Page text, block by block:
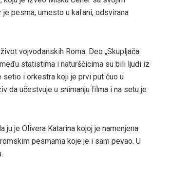
pesma, umesto u kafani, odsvirana
vojvođanskih Roma. Deo „Skupljača
statistima i naturščicima su bili ljudi iz
i orkestra koji je prvi put čuo u
da učestvuje u snimanju filma i na setu je
je Olivera Katarina kojoj je namenjena
pesmama koje je i sam pevao. U